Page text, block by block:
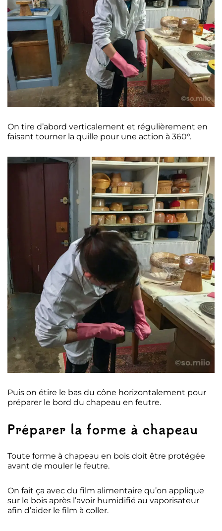
On tire d’abord verticalement et régulièrement en
faisant tourner la quille pour une action à 360°.
Puis on étire le bas du cône horizontalement pour
préparer le bord du chapeau en feutre.
Préparer la forme à chapeau
Toute forme à chapeau en bois doit être protégée
avant de mouler le feutre.
On fait ça avec du film alimentaire qu’on applique
sur le bois après l’avoir humidifié au vaporisateur
afin d’aider le film à coller.